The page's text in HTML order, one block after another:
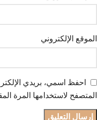
الموقع الإلكتروني
احفظ اسمي، بريدي
المتصفح لاستخدامها المرة